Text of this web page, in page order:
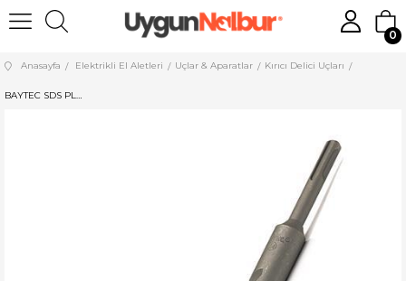
0
Anasayfa Elektrikli El Aletleri Uçlar & Aparatlar Kırıcı Delici Uçları
BAYTEC SDS PLUS HİLTİ UCU 15*160 MU0190